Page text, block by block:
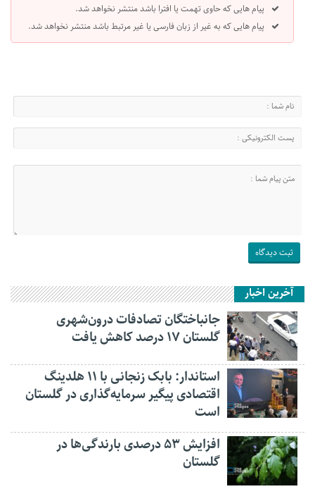
پیام هایی که حاوی تهمت یا افترا باشد منتشر نخواهد شد.
پیام هایی که به غیر از زبان فارسی یا غیر مرتبط باشد منتشر نخواهد شد.
آخرین اخبار
جانباختگان تصادفات درون‌شهری
گلستان ۱۷ درصد کاهش یافت
استاندار: بابک زنجانی با ۱۱ هلدینگ
اقتصادی پیگیر سرمایه‌گذاری در گلستان
است
افزایش ۵۳ درصدی بارندگی‌ها در
گلستان